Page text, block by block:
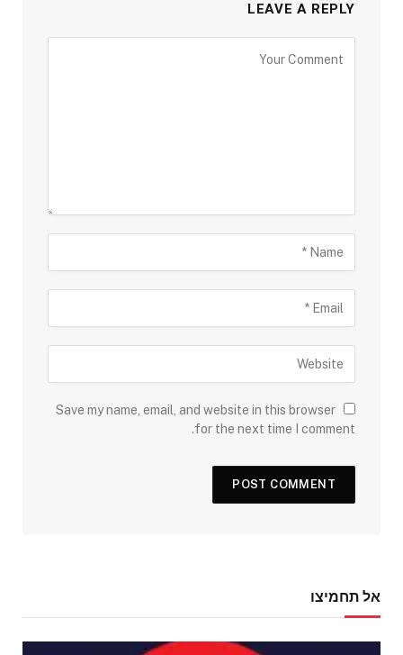
LEAVE A REPLY
Save my name, email, and website in this browser
for the next time I comment.
אל תחמיצו